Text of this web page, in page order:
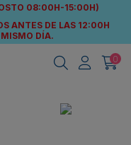
08:00H-15:00H)
ANTES DE LAS 12:00H
MISMO DÍA.
0